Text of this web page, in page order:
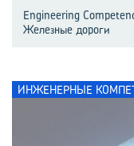
Engineering
Железные дороги
ИНЖЕНЕРНЫЕ